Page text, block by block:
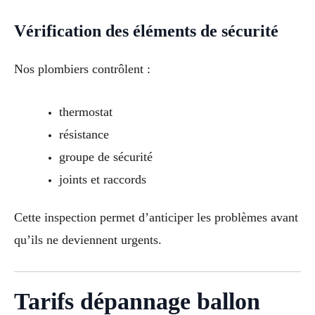
Vérification des éléments de sécurité
Nos plombiers contrôlent :
thermostat
résistance
groupe de sécurité
joints et raccords
Cette inspection permet d’anticiper les problèmes avant
qu’ils ne deviennent urgents.
Tarifs dépannage ballon